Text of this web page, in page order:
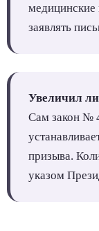
медицинские
заявлять
Увеличил
Сам закон №
призыва.
указом